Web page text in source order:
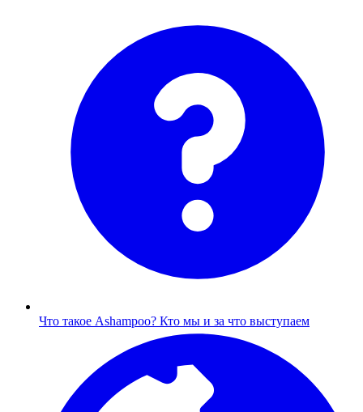
Что такое Ashampoo? Кто мы и за что выступаем